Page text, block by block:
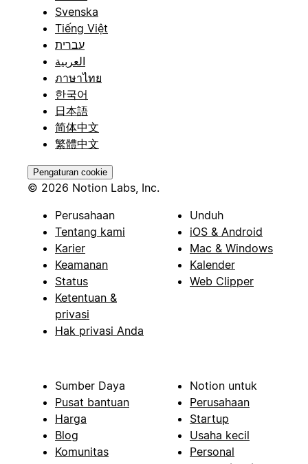
Svenska
Tiếng Việt
עברית
العربية
ภาษาไทย
한국어
日本語
简体中文
繁體中文
Pengaturan cookie
© 2026 Notion Labs, Inc.
Perusahaan
Tentang kami
Karier
Keamanan
Status
Ketentuan &
privasi
Hak privasi Anda
Unduh
iOS & Android
Mac & Windows
Kalender
Web Clipper
Sumber Daya
Pusat bantuan
Harga
Blog
Komunitas
Notion untuk
Perusahaan
Startup
Usaha kecil
Personal